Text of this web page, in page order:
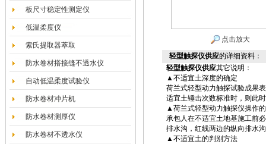
板尺寸稳定性测定仪
低温柔度仪
索氏提取器萃取
防水卷材搭接缝不透水仪
自动低温柔度试验仪
防水卷材冲片机
防水卷材测厚仪
防水卷材不透水仪
点击放大
轻型触探仪供应的详细资料：
轻型触探仪供应其它说明：
▲不适宜土深度的确定
荷兰式轻型动力触探试验成果
适宜土锤击次数标准时，则此
▲荷兰式轻型动力触探仪操作
承包人在不适宜土地基施工前
排水沟，红线两边的纵向排水
▲不适宜土的判别方法